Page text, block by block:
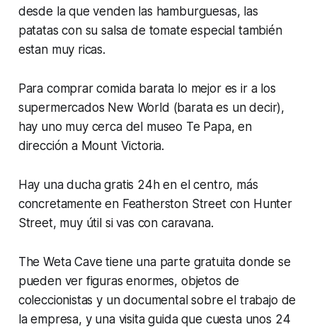
desde la que venden las hamburguesas, las
patatas con su salsa de tomate especial también
estan muy ricas.
Para comprar comida barata lo mejor es ir a los
supermercados New World (barata es un decir),
hay uno muy cerca del museo Te Papa, en
dirección a Mount Victoria.
Hay una ducha gratis 24h en el centro, más
concretamente en Featherston Street con Hunter
Street, muy útil si vas con caravana.
The Weta Cave tiene una parte gratuita donde se
pueden ver figuras enormes, objetos de
coleccionistas y un documental sobre el trabajo de
la empresa, y una visita guida que cuesta unos 24